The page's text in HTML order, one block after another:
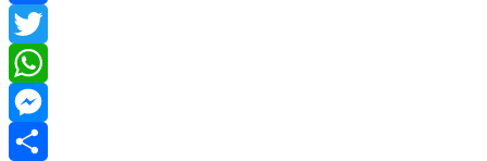
Facebook
Twitter
WhatsApp
Messenger